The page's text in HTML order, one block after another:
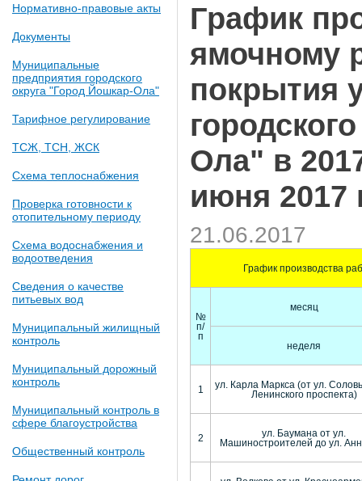
Нормативно-правовые акты
Документы
Муниципальные
предприятия городского
округа "Город Йошкар-Ола"
Тарифное регулирование
ТСЖ, ТСН, ЖСК
Схема теплоснабжения
Проверка готовности к
отопительному периоду
Схема водоснабжения и
водоотведения
Сведения о качестве
питьевых вод
Муниципальный жилищный
контроль
Муниципальный дорожный
контроль
Муниципальный контроль в
сфере благоустройства
Общественный контроль
График
ямочному
покрытия
Ола" в
июня 2017
21.06.2017
График производства
№
п/
п
месяц
неделя
1
ул. Карла Маркса (от ул.
Ленинского проспекта)
2
ул. Баумана от ул.
Машиностроителей до ул.